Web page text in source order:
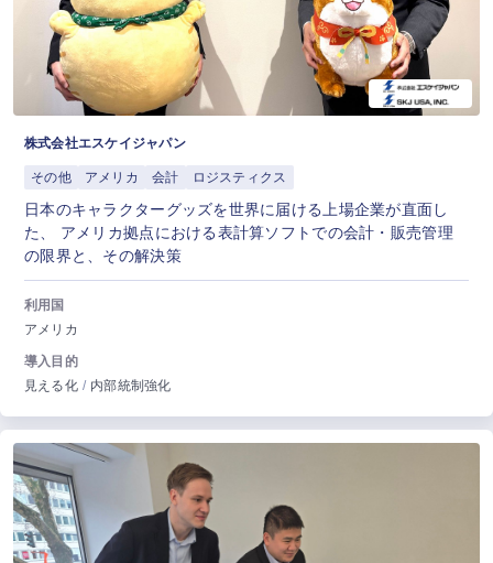
株式会社エスケイジャパン
その他 アメリカ 会計 ロジスティクス
日本のキャラクターグッズを世界に届ける上場企業が直面し
た、 アメリカ拠点における表計算ソフトでの会計・販売管理
の限界と、その解決策
利用国
アメリカ
導入目的
見える化
内部統制強化